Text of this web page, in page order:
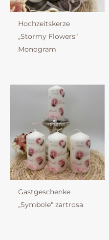
Hochzeitskerze
„Stormy Flowers“
Monogram
Gastgeschenke
„Symbole“ zartrosa